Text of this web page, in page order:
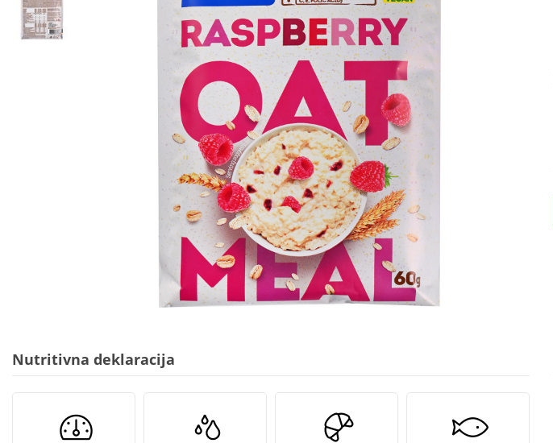
Nutritivna deklaracija